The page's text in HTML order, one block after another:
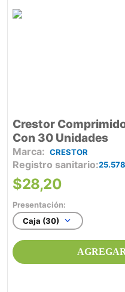
Crestor
Con 30 Unidades
CRESTOR
Registro sanitario
$28,20
Presentación:
Caja (30)